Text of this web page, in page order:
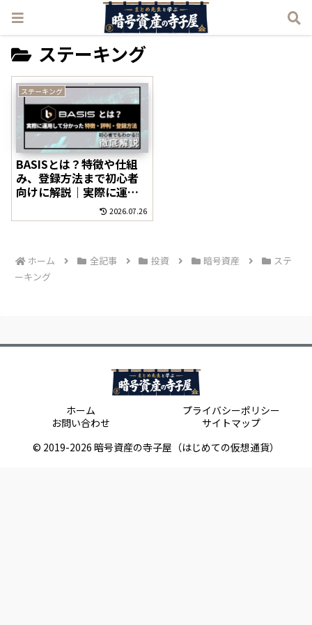
ステーキング
ステーキング
BASISとは？特徴や仕組
み、登録方法まで初心者
向けに解説｜実際に運用
2026.07.26
ホーム 全記事 投資 暗号資産
ステ
ーキング
ホーム
プライバシーポリシー
お問い合わせ
サイトマップ
© 2019-2026 暗号資産の寺子屋（はじめての仮想通貨）